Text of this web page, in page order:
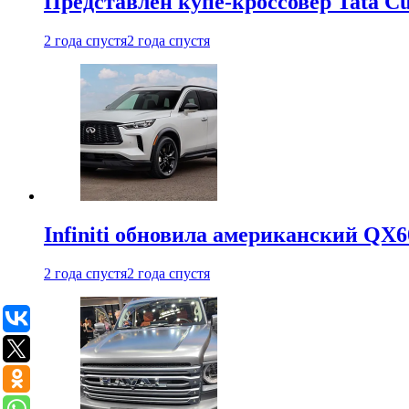
2 года спустя2 года спустя
Infiniti обновила американский
2 года спустя2 года спустя